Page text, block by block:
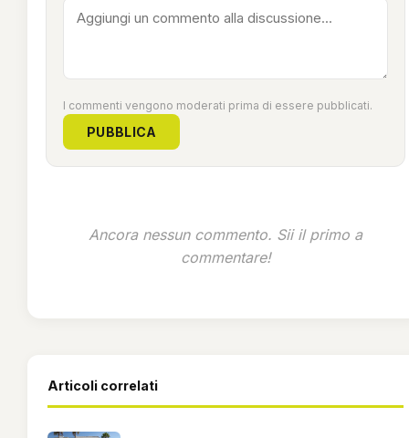
I commenti vengono moderati prima di essere pubblicati.
PUBBLICA
Ancora nessun commento. Sii il primo a
commentare!
Articoli correlati